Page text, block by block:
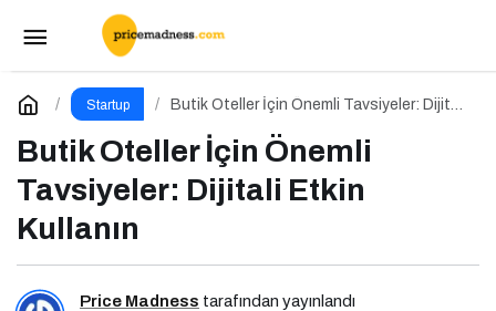
Startup
Butik Oteller İçin Önemli Tavsiyeler: Dijitali
Butik Oteller İçin Önemli
Tavsiyeler: Dijitali Etkin
Kullanın
Price Madness tarafından yayınlandı
Employer Brand Summit 2025 İçin Geri Sayım!
Yorum Yap